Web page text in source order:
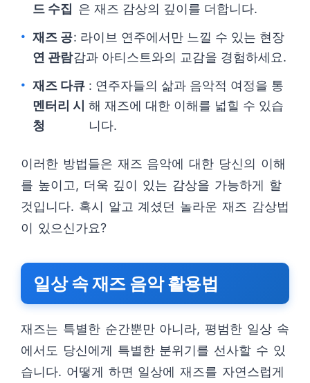
드 수집 은 재즈 감상의 깊이를 더합니다.
재즈 공
연 관람
: 라이브 연주에서만 느낄 수 있는 현장
감과 아티스트와의 교감을 경험하세요.
재즈 다큐
멘터리 시
청
: 연주자들의 삶과 음악적 여정을 통
해 재즈에 대한 이해를 넓힐 수 있습
니다.
이러한 방법들은 재즈 음악에 대한 당신의 이해
를 높이고, 더욱 깊이 있는 감상을 가능하게 할
것입니다. 혹시 알고 계셨던 놀라운 재즈 감상법
이 있으신가요?
일상 속 재즈 음악 활용법
재즈는 특별한 순간뿐만 아니라, 평범한 일상 속
에서도 당신에게 특별한 분위기를 선사할 수 있
습니다. 어떻게 하면 일상에 재즈를 자연스럽게